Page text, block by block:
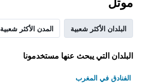
البلدان الأكثر شعبية المدن الأكثر شعبية
البلدان التي يبحث عنها مستخدمونا
الفنادق في المغرب